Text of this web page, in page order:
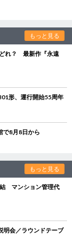
もっと見る
れ？ 最新作『永遠
形、運行開始55周年
で8月8日から
もっと見る
結 マンション管理代
会／ラウンドテーブ